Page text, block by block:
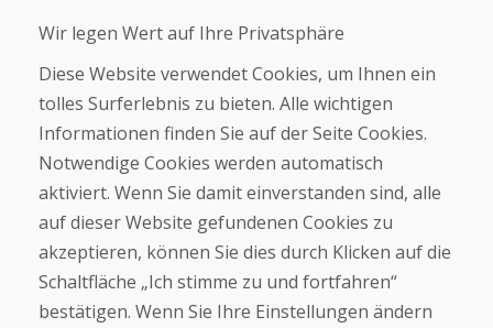
Geschäft
Kaufen
E-Shop
Impressum
Geschäftsbedingungen
Zahlung
Beschwerde
Rückgabe und Umtausch von Waren
Cookies
Wir legen Wert auf Ihre Privatsphäre
Diese Website verwendet Cookies, um Ihnen ein
tolles Surferlebnis zu bieten. Alle wichtigen
Informationen finden Sie auf der Seite Cookies.
Notwendige Cookies werden automatisch
aktiviert. Wenn Sie damit einverstanden sind, alle
auf dieser Website gefundenen Cookies zu
akzeptieren, können Sie dies durch Klicken auf die
Schaltfläche „Ich stimme zu und fortfahren“
bestätigen. Wenn Sie Ihre Einstellungen ändern